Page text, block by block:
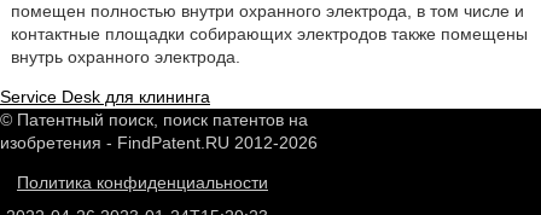
помещен полностью внутри охранного электрода, в том числе и
контактные площадки собирающих электродов также помещены
внутрь охранного электрода.
Service Desk для клининга
© Патентный поиск, поиск патентов на
изобретения - FindPatent.RU 2012-2026
Политика конфиденциальности